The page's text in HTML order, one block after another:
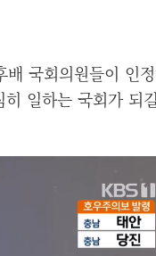
국회의원들이 인
일하는 국회가 되